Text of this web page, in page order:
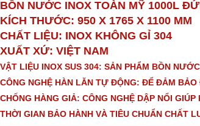
BỒN NƯỚC INOX TOÀN MỸ 1000L
KÍCH THƯỚC: 950 X 1765 X 1100 MM
CHẤT LIỆU: INOX KHÔNG GỈ 304
XUẤT XỨ: VIỆT NAM
VẬT LIỆU INOX SUS 304: SẢN PHẨM BỒN
CÔNG NGHỆ HÀN LĂN TỰ ĐỘNG: ĐỂ ĐẢM
CHỐNG HÀNG GIẢ: CÔNG NGHỆ DẬP NỔI
THỜI GIAN BẢO HÀNH VÀ TIÊU CHUẨN CHẤT